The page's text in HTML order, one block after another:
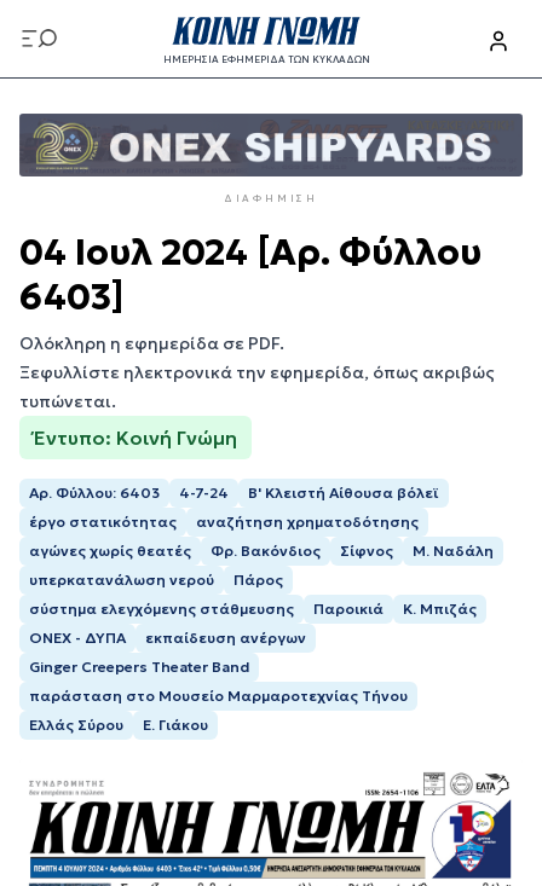
προς
το
περιεχόμενο
ΗΜΕΡΗΣΙΑ ΕΦΗΜΕΡΙΔΑ ΤΩΝ ΚΥΚΛΑΔΩΝ
προς
κυρίως
ΔΙΑΦΉΜΙΣΗ
04 Ιουλ 2024 [Αρ. Φύλλου
6403]
Ολόκληρη η εφημερίδα σε PDF.
Ξεφυλλίστε ηλεκτρονικά την εφημερίδα, όπως ακριβώς
τυπώνεται.
Έντυπο: Κοινή Γνώμη
Αρ. Φύλλου: 6403 4-7-24
Β' Κλειστή Αίθουσα βόλεϊ
έργο στατικότητας
αναζήτηση χρηματοδότησης
αγώνες χωρίς θεατές
Φρ. Βακόνδιος Σίφνος
Μ. Ναδάλη
υπερκατανάλωση νερού
Πάρος
σύστημα ελεγχόμενης στάθμευσης
Παροικιά
Κ. Μπιζάς
ONEX - ΔΥΠΑ
εκπαίδευση ανέργων
Ginger Creepers Theater Band
παράσταση στο Μουσείο Μαρμαροτεχνίας Τήνου
Ελλάς Σύρου
Ε. Γιάκου